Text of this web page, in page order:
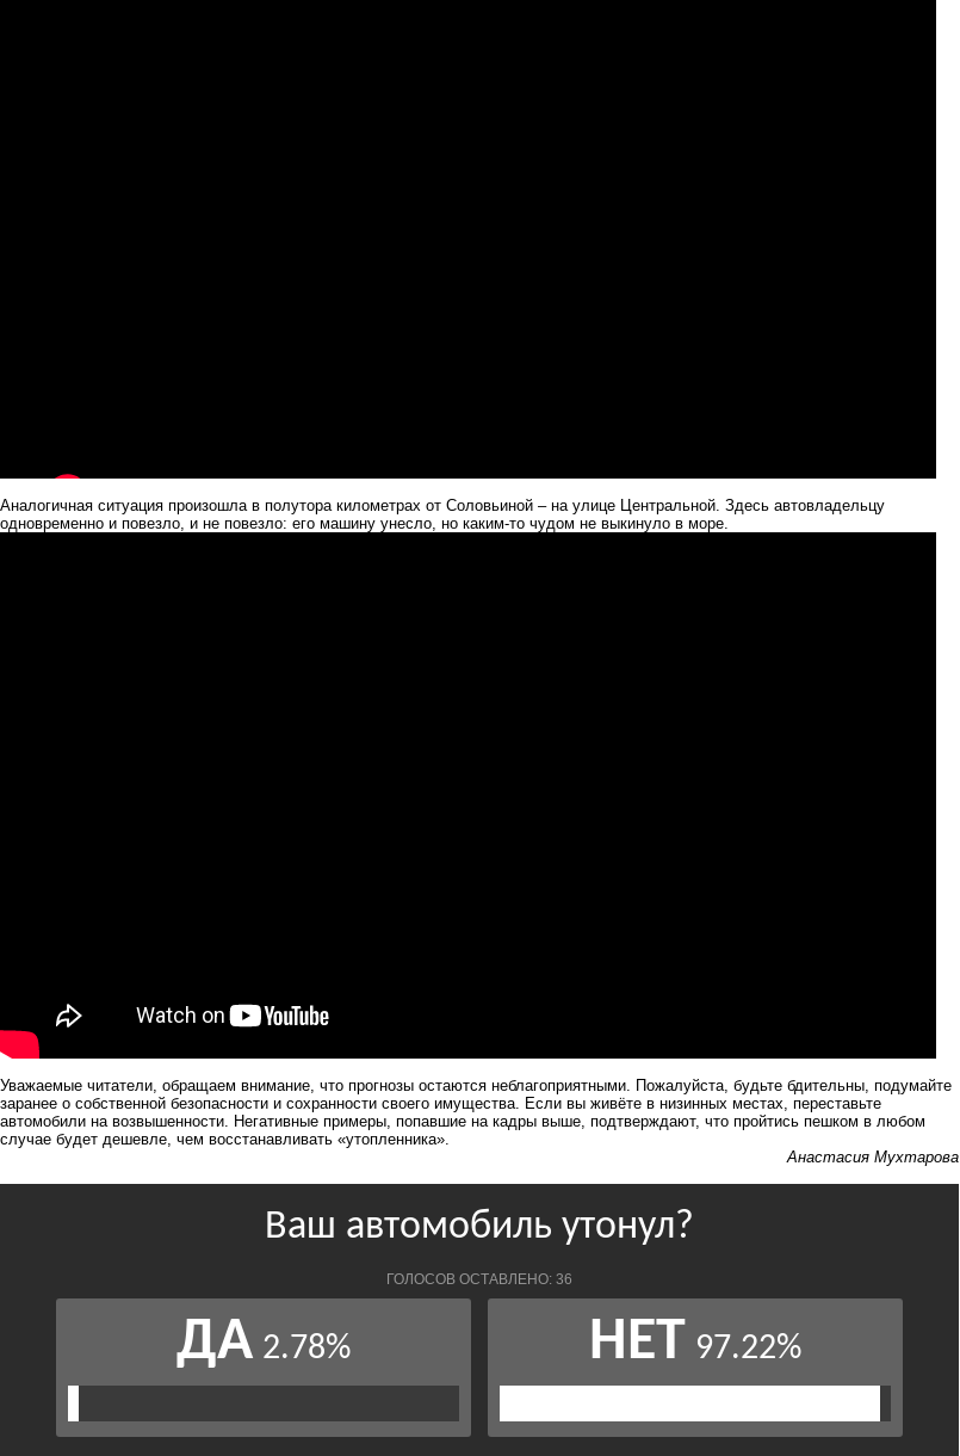
Аналогичная ситуация произошла в полутора километрах от Соловьиной – на улице Центральной. Здесь автовладельцу
одновременно и повезло, и не повезло: его машину унесло, но каким-то чудом не выкинуло в море.
Уважаемые читатели, обращаем внимание, что прогнозы остаются неблагоприятными. Пожалуйста, будьте бдительны, подумайте
заранее о собственной безопасности и сохранности своего имущества. Если вы живёте в низинных местах, переставьте
автомобили на возвышенности. Негативные примеры, попавшие на кадры выше, подтверждают, что пройтись пешком в любом
случае будет дешевле, чем восстанавливать «утопленника».
Анастасия Мухтарова